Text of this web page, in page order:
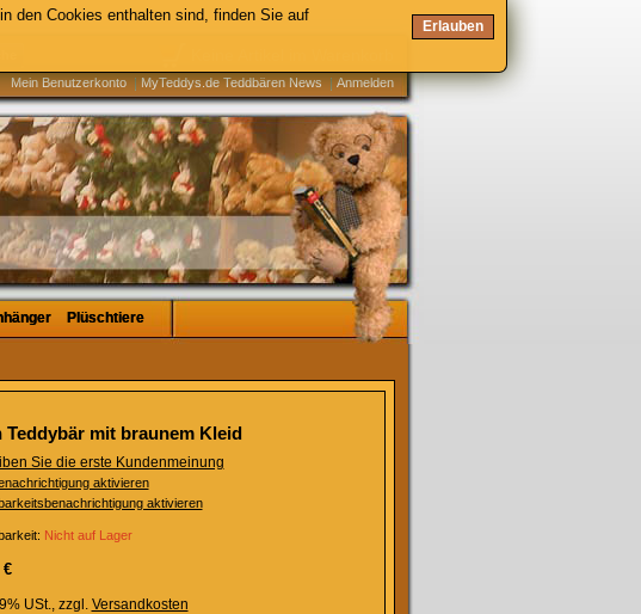
Plüschtiere
Plüschtiere
Mein Benutzerkonto MyTeddys.de Teddbären News Anmelden
Teddybär mit braunem Kleid
Sie die erste Kundenmeinung
aktivieren
aktivieren
Nicht auf Lager
€
USt., zzgl. Versandkosten
den Cookies enthalten sind, finden Sie auf
Erlauben